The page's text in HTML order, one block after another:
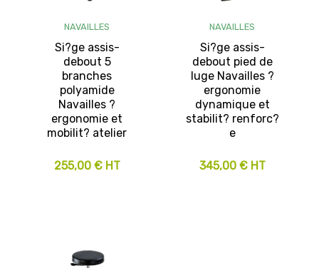
NAVAILLES
Si?ge assis-
debout 5
branches
polyamide
Navailles ?
ergonomie et
mobilit? atelier
255,00 € HT
NAVAILLES
Si?ge assis-
debout pied de
luge Navailles ?
ergonomie
dynamique et
stabilit? renforc?
e
345,00 € HT